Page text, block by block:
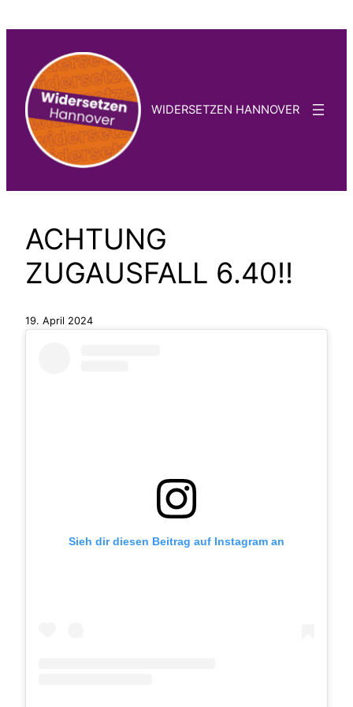
springen
WIDERSETZEN HANNOVER
ACHTUNG
ZUGAUSFALL 6.40!!
19. April 2024
Sieh dir diesen Beitrag auf Instagram an